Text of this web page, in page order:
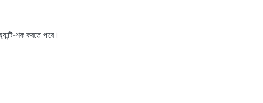
শক করতে পারে।